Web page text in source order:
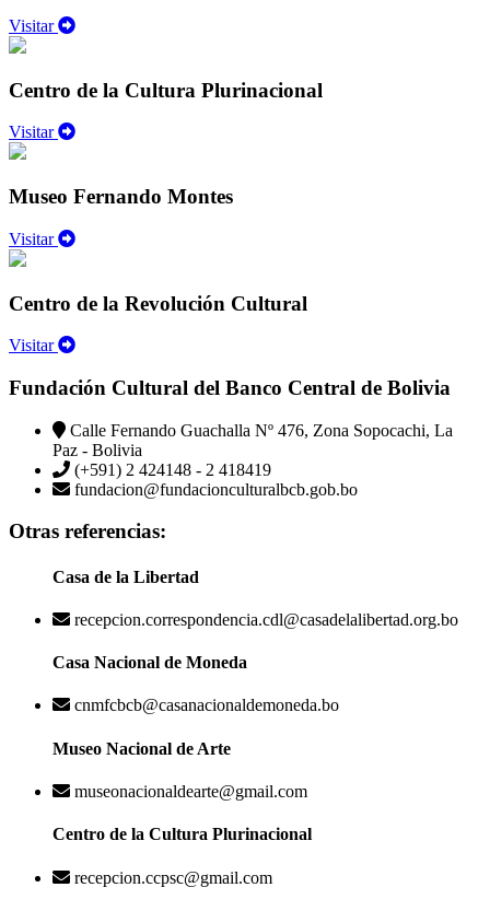
Visitar
Centro de la Cultura Plurinacional
Visitar
Museo Fernando Montes
Visitar
Centro de la Revolución Cultural
Visitar
Fundación Cultural del Banco Central de Bolivia
Calle Fernando Guachalla Nº 476, Zona Sopocachi, La
Paz - Bolivia
(+591) 2 424148 - 2 418419
fundacion@fundacionculturalbcb.gob.bo
Otras referencias:
Casa de la Libertad
recepcion.correspondencia.cdl@casadelalibertad.org.bo
Casa Nacional de Moneda
cnmfcbcb@casanacionaldemoneda.bo
Museo Nacional de Arte
museonacionaldearte@gmail.com
Centro de la Cultura Plurinacional
recepcion.ccpsc@gmail.com